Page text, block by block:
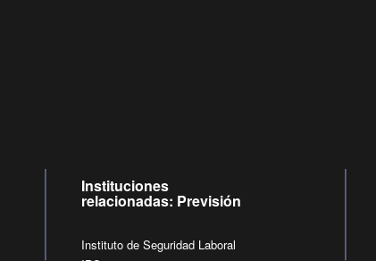
Instituciones
relacionadas: Previsión
Instituto de Seguridad Laboral